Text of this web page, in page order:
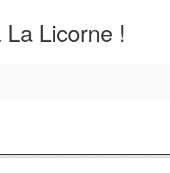
Licorne !